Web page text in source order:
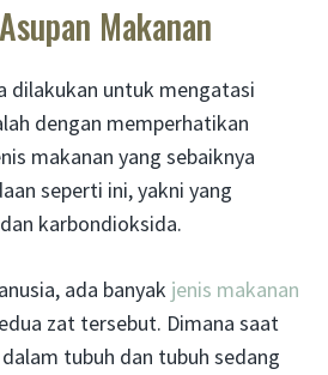
Makanan
dilakukan untuk mengatasi
dengan memperhatikan
makanan yang sebaiknya
seperti ini, yakni yang
karbondioksida.
ada banyak jenis makanan
zat tersebut. Dimana saat
tubuh dan tubuh sedang